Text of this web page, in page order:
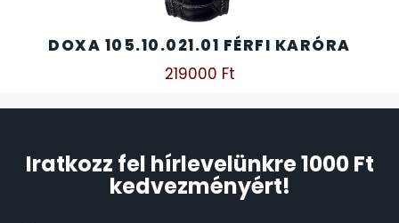
DOXA 105.10.021.01 FÉRFI KARÓRA
219000 Ft
Iratkozz fel hírlevelünkre 1000 Ft
kedvezményért!